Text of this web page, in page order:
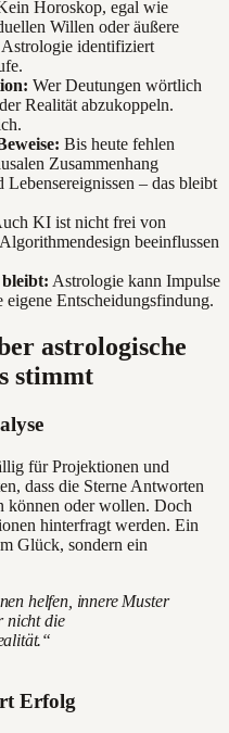
Horoskop, egal wie
Willen oder äußere
identifiziert
Wer Deutungen wörtlich
Realität abzukoppeln.
Bis heute fehlen
Zusammenhang
Lebensereignissen – das bleibt
KI ist nicht frei von
beeinflussen
Astrologie kann Impulse
eigene Entscheidungsfindung.
astrologische
stimmt
für Projektionen und
dass die Sterne Antworten
können oder wollen. Doch
hinterfragt werden. Ein
Glück, sondern ein
helfen, innere Muster
nicht die
Erfolg